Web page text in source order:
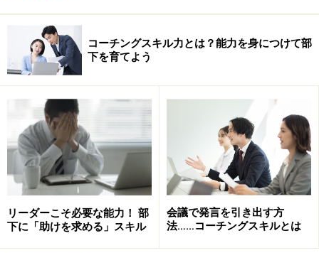
コーチングスキル力とは？能力を身につけて部
下を育てよう
リーダーこそ必要な能力！ 部
下に「助けを求める」スキル
会議で発言を引き出す方
法……コーチングスキルとは